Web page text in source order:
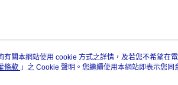
關於我們
有關本網站使用 cookie 方式之詳情，及若您不希望在
條款 」之 Cookie 聲明。您繼續使用本網站即表示您